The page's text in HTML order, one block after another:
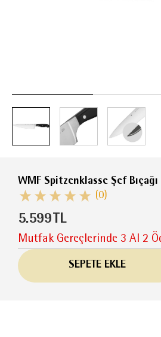
WMF Spitzenklasse Şef
(0)
5.599 TL
Mutfak Gereçlerinde 3 Al 2
SEPETE EKLE